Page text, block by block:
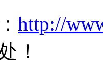
http://
！